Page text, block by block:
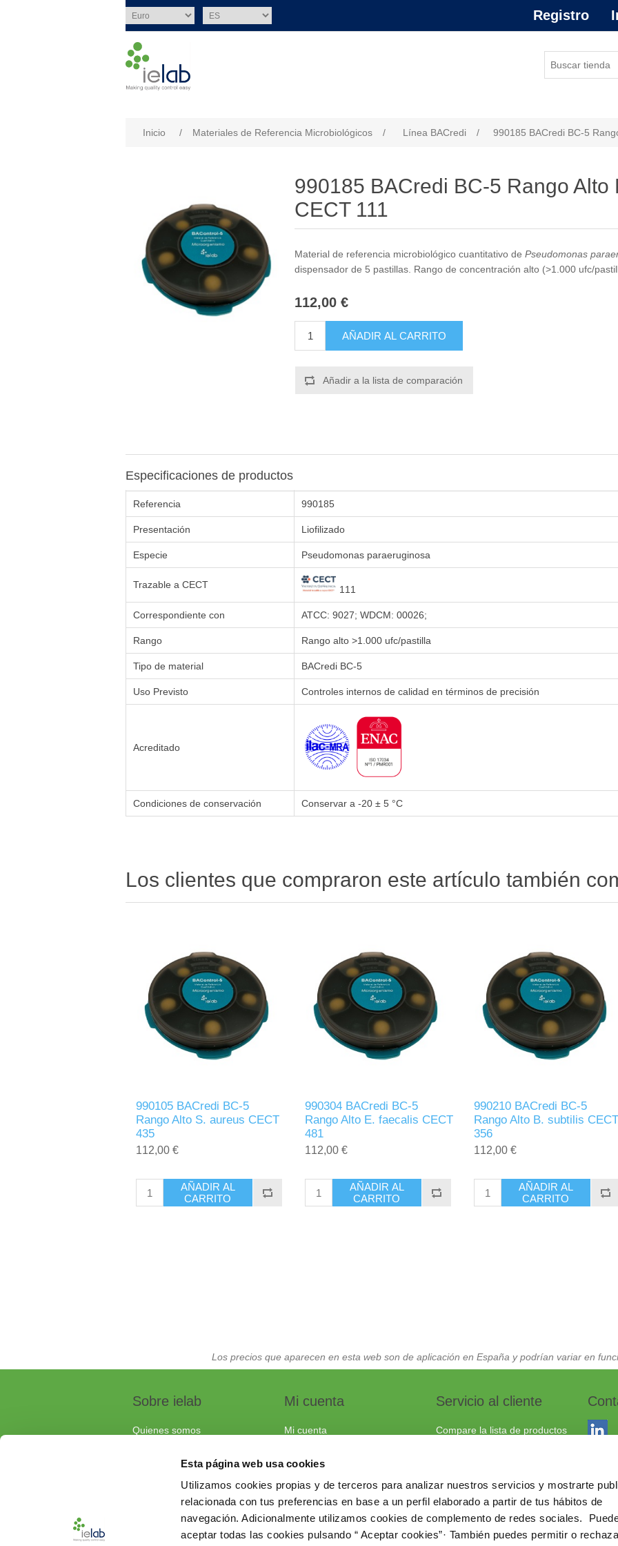
Esta página web usa cookies
Utilizamos cookies propias y de terceros para analizar nuestros servicios y mostrarte
relacionada con tus preferencias en base a un perfil elaborado a partir de tus hábitos de
navegación. Adicionalmente utilizamos cookies de complemento de redes sociales.
aceptar todas las cookies pulsando “ Aceptar cookies”· También puedes permitir o
Registro
Inicio / Materiales de Referencia Microbiológicos / Línea BACredi / 990185 BACredi BC-5
990185 BACredi BC-5 Rango Alto
CECT 111
Material de referencia microbiológico cuantitativo de Pseudomonas
dispensador de 5 pastillas. Rango de concentración alto (>1.000 ufc/
112,00 €
AÑADIR AL CARRITO
Añadir a la lista de comparación
Especificaciones de productos
Referencia 990185
Presentación Liofilizado
Especie Pseudomonas paraeruginosa
Trazable a CECT 111
Correspondiente con ATCC: 9027; WDCM: 00026;
Rango Rango alto >1.000 ufc/pastilla
Tipo de material BACredi BC-5
Uso Previsto Controles internos de calidad en términos de precisión
Acreditado
Condiciones de conservación Conservar a -20 ± 5 °C
Los clientes que compraron este artículo también
990105 BACredi BC-5
Rango Alto S. aureus CECT
435
112,00 €
AÑADIR AL
CARRITO
990304 BACredi BC-5
Rango Alto E. faecalis CECT
481
112,00 €
AÑADIR AL
CARRITO
990210 BACredi BC-5
Rango Alto B. subtilis CECT
356
112,00 €
AÑADIR AL
CARRITO
Los precios que aparecen en esta web son de aplicación en España y podrían variar en
Sobre ielab
Quienes somos
Soluciones a medida
Contacta con nosotros
Documentos de interés
Preguntas frecuentes
Mi cuenta
Mi cuenta
Servicio al cliente
Compare la lista de productos
Aviso Legal
Política de privacidad
+34